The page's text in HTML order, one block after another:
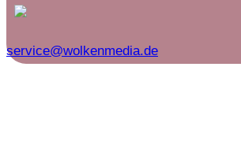
service@wolkenmedia.de